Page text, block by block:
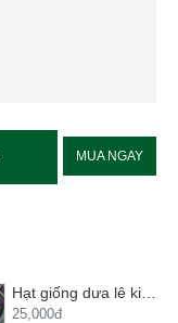
MUA NGAY
Hạt giống dưa lê kim hoàng hậu
25,000đ